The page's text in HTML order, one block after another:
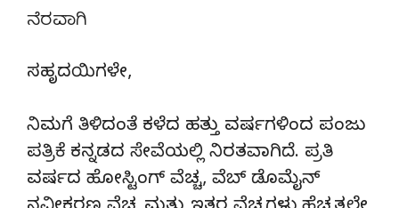
ನೆರವಾಗಿ
ಸಹೃದಯಿಗಳೇ,
ನಿಮಗೆ ತಿಳಿದಂತೆ ಕಳೆದ ಹತ್ತು ವರ್ಷಗಳಿಂದ ಪಂಜು
ಪತ್ರಿಕೆ ಕನ್ನಡದ ಸೇವೆಯಲ್ಲಿ ನಿರತವಾಗಿದೆ. ಪ್ರತಿ
ವರ್ಷದ ಹೋಸ್ಟಿಂಗ್‌ ವೆಚ್ಚ, ವೆಬ್‌ ಡೊಮೈನ್‌